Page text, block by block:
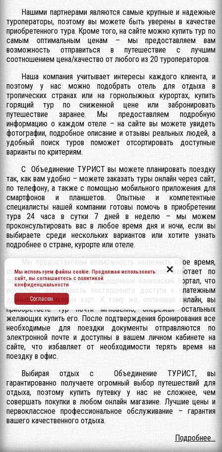
Нашими партнерами являются самые крупные и надежные
туроператоры, поэтому вы можете быть уверены в качестве
приобретенного тура. Кроме того, на сайте можно купить тур по
самым оптимальным ценам – мы предоставляем вам
возможность отправиться в путешествие с лучшим
соотношением цена/качество от любого из 20 туроператоров.
Наша компания учитывает интересы каждого клиента, и
поэтому у нас можно подобрать отель для отдыха в
тропических странах или на горнолыжных курортах, купить
горящий тур по сниженной цене или забронировать
путешествие заранее. Мы предоставляем подробную
информацию о каждом отеле – на сайте вы можете увидеть
фотографии, подробное описание и отзывы реальных людей, а
удобный поиск туров поможет отсортировать доступные
варианты по критериям.
С Объединение ТУРИСТ вы можете планировать поездку
так, как вам удобно – можете заказать туры онлайн через сайт,
по телефону, а также с помощью мобильного приложения для
смартфонов и планшетов. Опытные и компетентные
специалисты нашей компании готовы помочь в приобретении
тура 24 часа в сутки 7 дней в неделю – мы можем
проконсультировать вас в любое время дня и ночи, если вы
выбираете среди нескольких вариантов или хотите узнать
подробнее о стране, курорте или отеле.
Мы предоставляем возможность экономить свое время,
оплачивая отдых онлайн. Наш магазин туров работает по
технологии оплаты через защищенный банковский портал, что
исключает вероятность постороннего доступа к платежным
данным пластиковых карт. К тому же, оплачивая онлайн, вы
приобретаете тур почти мгновенно, опережая остальных
желающих купить его. После подтверждения бронирования все
необходимые для поездки документы отправляются по
электронной почте и доступны в вашем личном кабинете на
сайте, что избавляет от необходимости терять время на
поездку в офис.
Выбирая отдых с Объединение ТУРИСТ, вы
гарантированно получаете огромный выбор путешествий для
отдыха, поэтому купить путевку у нас не сложнее, чем
совершать покупки в любом онлайн магазине. Лучшие цены и
первоклассное профессиональное обслуживание – гарантия
вашего качественного отдыха.
Подробнее...
✕
Мы используем файлы cookie. Продолжая использовать
сайт, вы соглашаетесь cполитикой
конфиденциальности
Согласен